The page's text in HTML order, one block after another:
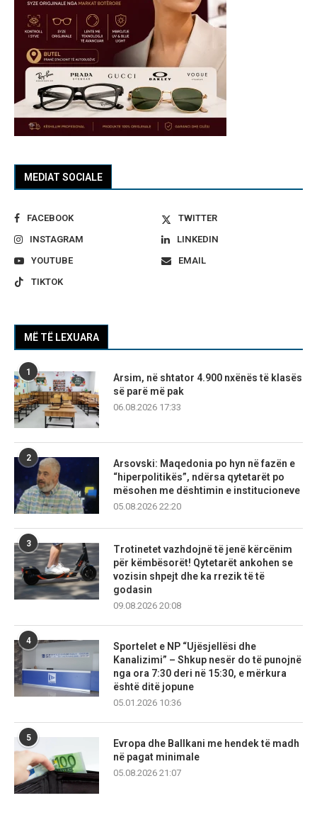
MEDIAT SOCIALE
FACEBOOK
TWITTER
INSTAGRAM
LINKEDIN
YOUTUBE
EMAIL
TIKTOK
MË TË LEXUARA
1
Arsim, në shtator 4.900 nxënës të klasës
së parë më pak
06.08.2026 17:33
2
Arsovski: Maqedonia po hyn në fazën e
“hiperpolitikës”, ndërsa qytetarët po
mësohen me dështimin e institucioneve
05.08.2026 22:20
3
Trotinetet vazhdojnë të jenë kërcënim
për këmbësorët! Qytetarët ankohen se
vozisin shpejt dhe ka rrezik të të
godasin
09.08.2026 20:08
4
Sportelet e NP “Ujësjellësi dhe
Kanalizimi” – Shkup nesër do të punojnë
nga ora 7:30 deri në 15:30, e mërkura
është ditë jopune
05.01.2026 10:36
5
Evropa dhe Ballkani me hendek të madh
në pagat minimale
05.08.2026 21:07